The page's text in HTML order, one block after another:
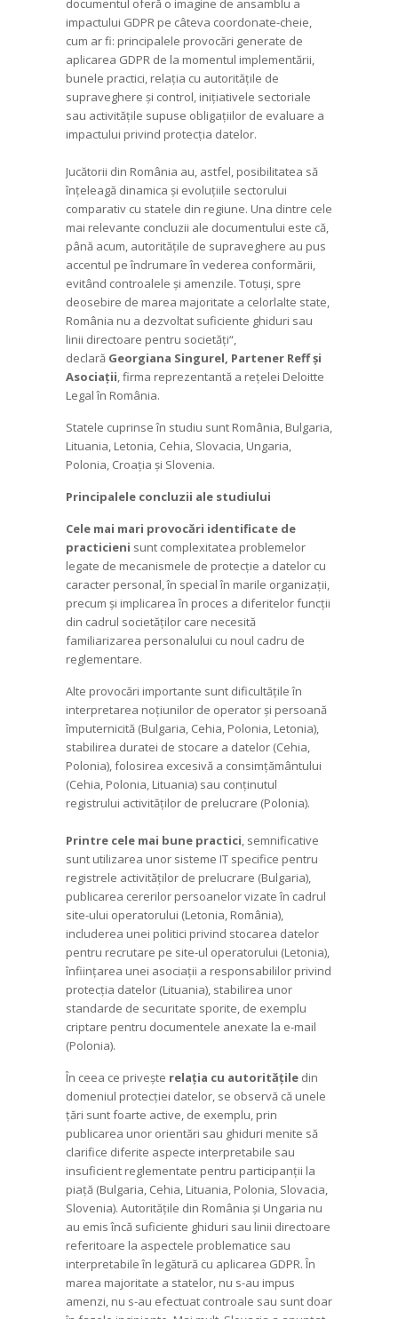
documentul oferă o imagine de ansamblu a
impactului GDPR pe câteva coordonate-cheie,
cum ar fi: principalele provocări generate de
aplicarea GDPR de la momentul implementării,
bunele practici, relația cu autoritățile de
supraveghere și control, inițiativele sectoriale
sau activitățile supuse obligațiilor de evaluare a
impactului privind protecția datelor.
Jucătorii din România au, astfel, posibilitatea să
înțeleagă dinamica și evoluțiile sectorului
comparativ cu statele din regiune. Una dintre cele
mai relevante concluzii ale documentului este că,
până acum, autoritățile de supraveghere au pus
accentul pe îndrumare în vederea conformării,
evitând controalele și amenzile. Totuși, spre
deosebire de marea majoritate a celorlalte state,
România nu a dezvoltat suficiente ghiduri sau
linii directoare pentru societăți“,
declară Georgiana Singurel, Partener Reff și
Asociații, firma reprezentantă a rețelei Deloitte
Legal în România.
Statele cuprinse în studiu sunt România, Bulgaria,
Lituania, Letonia, Cehia, Slovacia, Ungaria,
Polonia, Croația și Slovenia.
Principalele concluzii ale studiului
Cele mai mari provocări identificate de
practicieni sunt complexitatea problemelor
legate de mecanismele de protecție a datelor cu
caracter personal, în special în marile organizații,
precum și implicarea în proces a diferitelor funcții
din cadrul societăților care necesită
familiarizarea personalului cu noul cadru de
reglementare.
Alte provocări importante sunt dificultățile în
interpretarea noțiunilor de operator și persoană
împuternicită (Bulgaria, Cehia, Polonia, Letonia),
stabilirea duratei de stocare a datelor (Cehia,
Polonia), folosirea excesivă a consimțământului
(Cehia, Polonia, Lituania) sau conținutul
registrului activităților de prelucrare (Polonia).
Printre cele mai bune practici, semnificative
sunt utilizarea unor sisteme IT specifice pentru
registrele activităților de prelucrare (Bulgaria),
publicarea cererilor persoanelor vizate în cadrul
site-ului operatorului (Letonia, România),
includerea unei politici privind stocarea datelor
pentru recrutare pe site-ul operatorului (Letonia),
înființarea unei asociații a responsabililor privind
protecția datelor (Lituania), stabilirea unor
standarde de securitate sporite, de exemplu
criptare pentru documentele anexate la e-mail
(Polonia).
În ceea ce privește relația cu autoritățile din
domeniul protecției datelor, se observă că unele
țări sunt foarte active, de exemplu, prin
publicarea unor orientări sau ghiduri menite să
clarifice diferite aspecte interpretabile sau
insuficient reglementate pentru participanții la
piață (Bulgaria, Cehia, Lituania, Polonia, Slovacia,
Slovenia). Autoritățile din România și Ungaria nu
au emis încă suficiente ghiduri sau linii directoare
referitoare la aspectele problematice sau
interpretabile în legătură cu aplicarea GDPR. În
marea majoritate a statelor, nu s-au impus
amenzi, nu s-au efectuat controale sau sunt doar